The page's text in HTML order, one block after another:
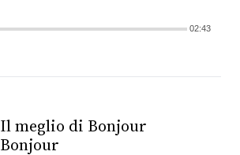
02:43
Il meglio di Bonjour
Bonjour